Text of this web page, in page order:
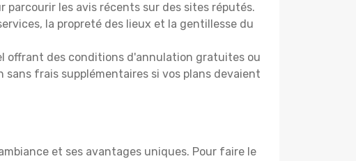
parcourir les avis récents sur des sites réputés.
la propreté des lieux et la gentillesse du
offrant des conditions d'annulation gratuites ou
frais supplémentaires si vos plans devaient
et ses avantages uniques. Pour faire le